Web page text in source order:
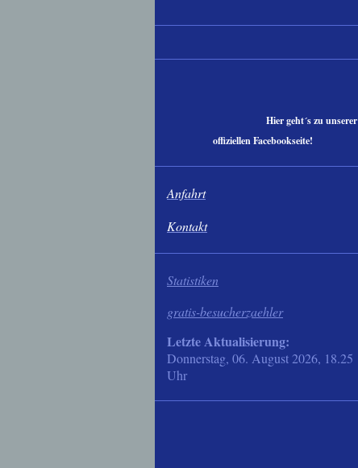
Hier geht´s zu unserer
offiziellen Facebookseite!
Anfahrt
Kontakt
Statistiken
gratis-besucherzaehler
Letzte Aktualisierung:
Donnerstag, 06. August 2026, 18.25
Uhr